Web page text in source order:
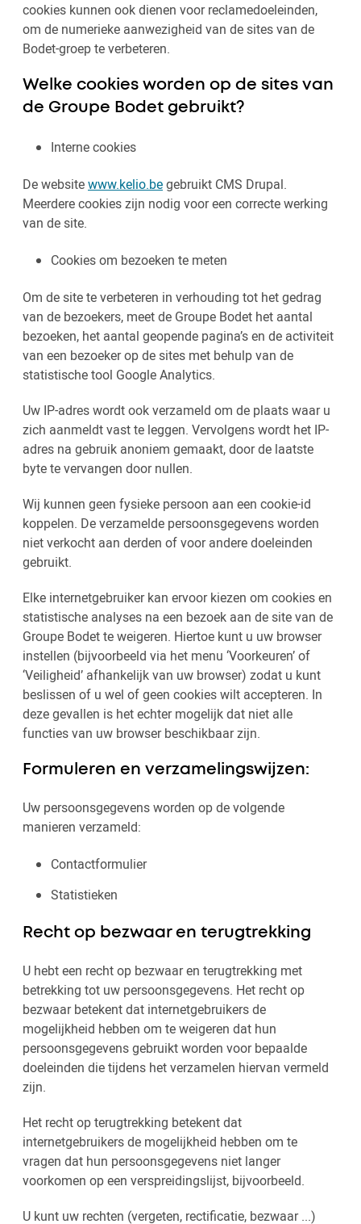
cookies kunnen ook dienen voor reclamedoeleinden,
om de numerieke aanwezigheid van de sites van de
Bodet-groep te verbeteren.
Welke cookies worden op de sites van
de Groupe Bodet gebruikt?
Interne cookies
De websitewww.kelio.begebruikt CMS Drupal.
Meerdere cookies zijn nodig voor een correcte werking
van de site.
Cookies om bezoeken te meten
Om de site te verbeteren in verhouding tot het gedrag
van de bezoekers, meet de Groupe Bodet het aantal
bezoeken, het aantal geopende pagina’s en de activiteit
van een bezoeker op de sites met behulp van de
statistische tool Google Analytics.
Uw IP-adres wordt ook verzameld om de plaats waar u
zich aanmeldt vast te leggen. Vervolgens wordt het IP-
adres na gebruik anoniem gemaakt, door de laatste
byte te vervangen door nullen.
Wij kunnen geen fysieke persoon aan een cookie-id
koppelen. De verzamelde persoonsgegevens worden
niet verkocht aan derden of voor andere doeleinden
gebruikt.
Elke internetgebruiker kan ervoor kiezen om cookies en
statistische analyses na een bezoek aan de site van de
Groupe Bodet te weigeren. Hiertoe kunt u uw browser
instellen (bijvoorbeeld via het menu ‘Voorkeuren’ of
‘Veiligheid’ afhankelijk van uw browser) zodat u kunt
beslissen of u wel of geen cookies wilt accepteren. In
deze gevallen is het echter mogelijk dat niet alle
functies van uw browser beschikbaar zijn.
Formuleren en verzamelingswijzen:
Uw persoonsgegevens worden op de volgende
manieren verzameld:
Contactformulier
Statistieken
Recht op bezwaar en terugtrekking
U hebt een recht op bezwaar en terugtrekking met
betrekking tot uw persoonsgegevens. Het recht op
bezwaar betekent dat internetgebruikers de
mogelijkheid hebben om te weigeren dat hun
persoonsgegevens gebruikt worden voor bepaalde
doeleinden die tijdens het verzamelen hiervan vermeld
zijn.
Het recht op terugtrekking betekent dat
internetgebruikers de mogelijkheid hebben om te
vragen dat hun persoonsgegevens niet langer
voorkomen op een verspreidingslijst, bijvoorbeeld.
U kunt uw rechten (vergeten, rectificatie, bezwaar ...)